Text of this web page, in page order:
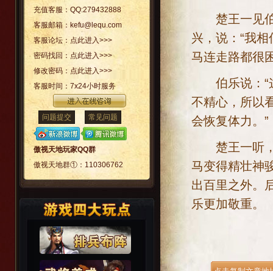
充值客服： QQ:279432888
客服邮箱： kefu@lequ.com
客服论坛： 点此进入>>>
密码找回： 点此进入>>>
修改密码： 点此进入>>>
客服时间： 7x24小时服务
问题提交 常见问题
傲视天地玩家QQ群
傲视天地群①： 110306762
楚王一见伯
兴，说：“我
马连走路都很
伯乐说：“
不精心，所以
会恢复体力。”
楚王一听，
马变得精壮神
出百里之外。
乐更加敬重。